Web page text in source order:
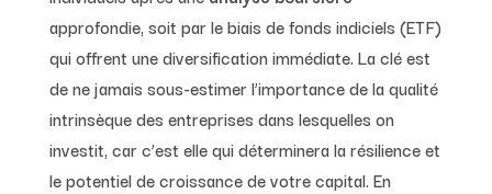
approfondie, soit par le biais de fonds indiciels (ETF)
qui offrent une diversification immédiate. La clé est
de ne jamais sous-estimer l’importance de la qualité
intrinsèque des entreprises dans lesquelles on
investit, car c’est elle qui déterminera la résilience et
le potentiel de croissance de votre capital. En